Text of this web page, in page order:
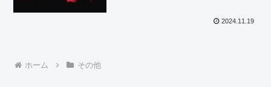
2024.11.19
ホーム その他